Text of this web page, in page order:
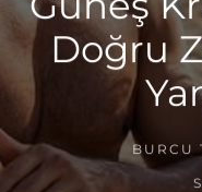
Doğru
BURCU